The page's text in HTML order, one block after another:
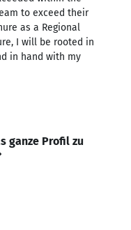
to exceed their
as a Regional
I will be rooted in
in hand with my
ganze Profil zu